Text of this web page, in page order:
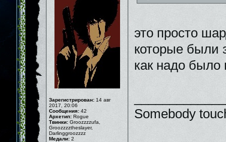
Зарегистрирован: 14 авг
2017, 20:06
Сообщения: 42
Архетип: Rogue
Твинки: Groozzzzufa,
Groozzzztheslayer,
Darlinggroozzzz
Медали: 2
это просто
которые были
как надо было
Somebody